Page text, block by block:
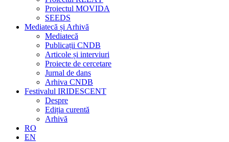
Proiectul MOVIDA
SEEDS
Mediatecă și Arhivă
Mediatecă
Publicații CNDB
Articole și interviuri
Proiecte de cercetare
Jurnal de dans
Arhiva CNDB
Festivalul IRIDESCENT
Despre
Ediția curentă
Arhivă
RO
EN